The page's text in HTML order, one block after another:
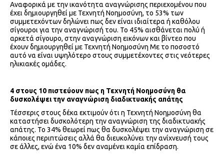
Αναφορικά με την ικανότητα αναγνώρισης περιεχομένου που
έχει δημιουργηθεί με Τεχνητή Νοημοσύνη, το 53% των
συμμετεχόντων δηλώνει πως δεν είναι ιδιαίτερα ή καθόλου
σίγουροι για την αναγνώρισή του. Το 45% αισθάνεται πολύ ή
αρκετά σίγουρο, στην αναγνώριση εικόνων και βίντεο που
έχουν δημιουργηθεί με Τεχνητή Νοημοσύνη Με το ποσοστό
αυτό να είναι υψηλότερο στους συμμετέχοντες στις νεότερες
ηλικιακές ομάδες.
4 στους 10 πιστεύουν πως η Τεχνητή Νοημοσύνη θα
δυσκολέψει την αναγνώριση διαδικτυακής απάτης
Τέσσερις στους δέκα εκτιμούν ότι η Τεχνητή Νοημοσύνη θα
καταστήσει δυσκολότερη την αναγνώριση της διαδικτυακής
απάτης. Το 34% θεωρεί πως θα δυσκολέψει την αναγνώριση σε
κάποιες περιπτώσεις αλλά θα διευκολύνει την ανίχνευσή τους
σε άλλες, ενώ ένα 10% δεν αναμένει καμία επίδραση.